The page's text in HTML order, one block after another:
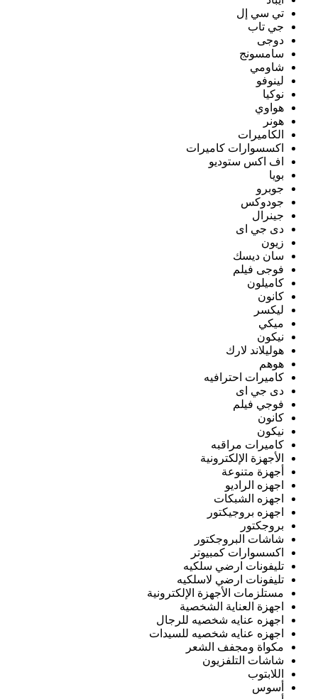
تي سي إل
جي تاب
دوجى
سامسونج
شاومي
لينوفو
نوكيا
هواوي
هونر
الكاميرات
اكسسوارات كاميرات
اف اكس ستوديو
بويا
جوبرو
جودوكس
جينرال
دى جي اى
زيون
سان ديسك
فوجى فيلم
كاميلون
كانون
ليكسر
ميكي
نيكون
هوليلاند لارك
هوهم
كاميرات احترافيه
دى جي اى
فوجي فيلم
كانون
نيكون
كاميرات مراقبه
الأجهزة الإلكترونية
أجهزة متنوعة
اجهزه الراديو
اجهزه الشبكات
اجهزه بروجيكتور
بروجكتور
شاشات البروجكتور
اكسسوارات كمبيوتر
تليفونات ارضي سلكيه
تليفونات ارضي لاسلكيه
مستلزمات الأجهزة الإلكترونية
اجهزة العناية الشخصية
اجهزه عنايه شخصيه للرجال
اجهزه عنايه شخصيه للسيدات
مكواة ومجفف الشعر
شاشات التلفزيون
اللابتوب
أسوس